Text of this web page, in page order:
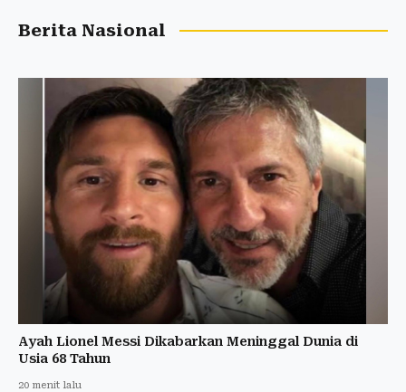
Berita Nasional
Ayah Lionel Messi Dikabarkan Meninggal Dunia di
Usia 68 Tahun
20 menit lalu